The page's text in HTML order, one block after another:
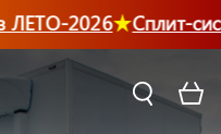
ЛЕТО-2026 Сплит-